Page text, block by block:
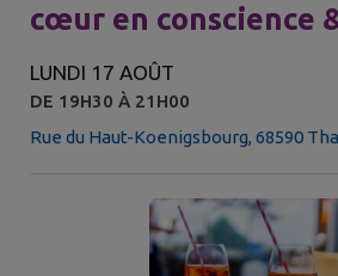
cœur en conscience
Sonore d'Exception
LUNDI 17 AOÛT
DE 19H30 À 21H00
Rue du Haut-Koenigsbourg, 68590